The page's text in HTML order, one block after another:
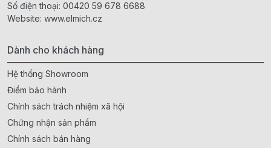
Số điện thoại: 00420 59 678 6688
Website: www.elmich.cz
Dành cho khách hàng
Hệ thống Showroom
Điểm bảo hành
Chính sách trách nhiệm xã hội
Chứng nhận sản phẩm
Chính sách bán hàng